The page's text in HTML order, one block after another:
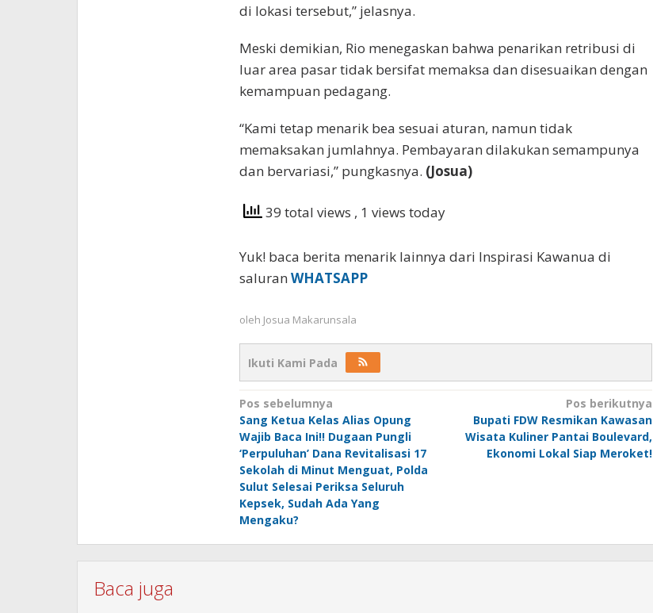
di lokasi tersebut,” jelasnya.
Meski demikian, Rio menegaskan bahwa penarikan retribusi di
luar area pasar tidak bersifat memaksa dan disesuaikan dengan
kemampuan pedagang.
“Kami tetap menarik bea sesuai aturan, namun tidak
memaksakan jumlahnya. Pembayaran dilakukan semampunya
dan bervariasi,” pungkasnya. (Josua)
39 total views , 1 views today
Yuk! baca berita menarik lainnya dari Inspirasi Kawanua di
saluran WHATSAPP
oleh Josua Makarunsala
Ikuti Kami Pada
Navigasi
pos
Pos sebelumnya
Sang Ketua Kelas Alias Opung
Wajib Baca Ini!! Dugaan Pungli
‘Perpuluhan’ Dana Revitalisasi 17
Sekolah di Minut Menguat, Polda
Sulut Selesai Periksa Seluruh
Kepsek, Sudah Ada Yang
Mengaku?
Pos berikutnya
Bupati FDW Resmikan Kawasan
Wisata Kuliner Pantai Boulevard,
Ekonomi Lokal Siap Meroket!
Baca juga